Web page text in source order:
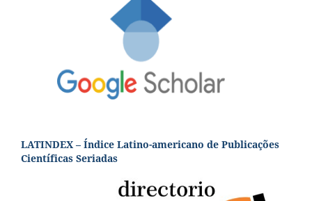
LATINDEX – Índice Latino-americano de Publicações
Científicas Seriadas